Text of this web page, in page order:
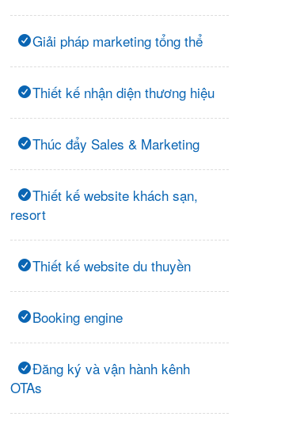
Giải pháp marketing tổng thể
Thiết kế nhận diện thương hiệu
Thúc đẩy Sales & Marketing
Thiết kế website khách sạn,
resort
Thiết kế website du thuyền
Booking engine
Đăng ký và vận hành kênh
OTAs